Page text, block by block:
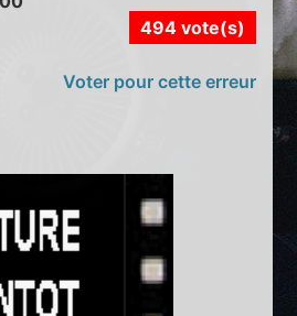
494 vote(s)
Voter pour cette erreur